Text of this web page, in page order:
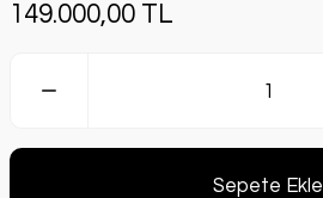
149.000,00 TL
Sepete Ekle